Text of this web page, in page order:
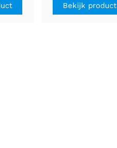
Bekijk product